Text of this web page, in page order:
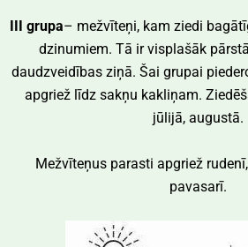
III grupa– mežvīteņi, kam ziedi
dzinumiem. Tā ir visplašāk
daudzveidības ziņā. Šai grupai
apgriež līdz sakņu kakliņam.
jūlijā, augustā.
Mežvīteņus parasti apgriež
pavasarī.